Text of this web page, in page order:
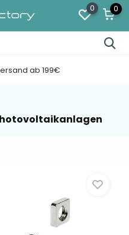
0 0
ab 199€